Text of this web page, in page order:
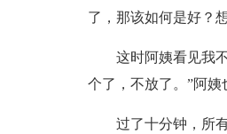
了，那该如何是好？
这时阿姨看见我
个了，不放了。”阿姨
过了十分钟，所